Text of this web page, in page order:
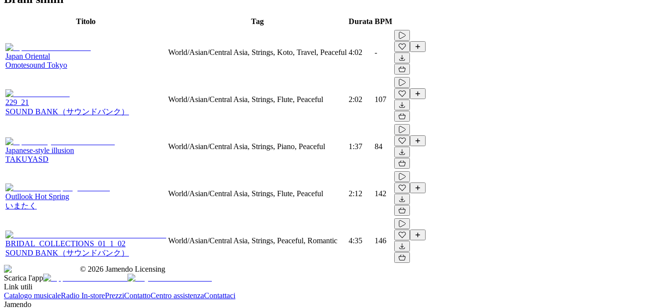
Titolo Tag Durata BPM
Japan Oriental
Omotesound Tokyo
World/Asian/Central Asia, Strings, Koto, Travel, Peaceful 4:02 -
229_21
SOUND BANK（サウンドバンク）
World/Asian/Central Asia, Strings, Flute, Peaceful 2:02 107
Japanese-style illusion
TAKUYASD
World/Asian/Central Asia, Strings, Piano, Peaceful 1:37 84
Outllook Hot Spring
いまたく
World/Asian/Central Asia, Strings, Flute, Peaceful 2:12 142
BRIDAL_COLLECTIONS_01_1_02
SOUND BANK（サウンドバンク）
World/Asian/Central Asia, Strings, Peaceful, Romantic 4:35 146
© 2026 Jamendo Licensing
Scarica l'app
Link utili
Catalogo musicaleRadio In-storePrezziContattoCentro assistenzaContattaci
Jamendo